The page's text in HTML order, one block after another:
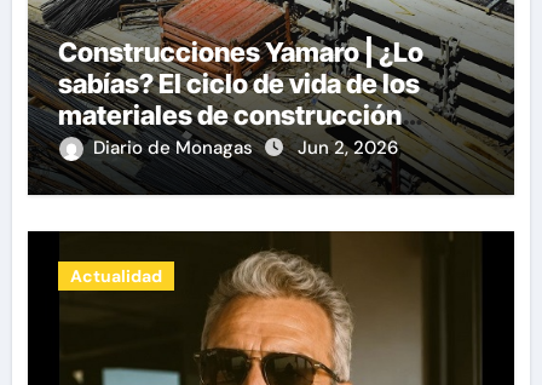
Construcciones Yamaro | ¿Lo
sabías? El ciclo de vida de los
materiales de construcción
revoluciona eficiencia en
proyectos modernos
Diario de Monagas Jun 2, 2026
Actualidad